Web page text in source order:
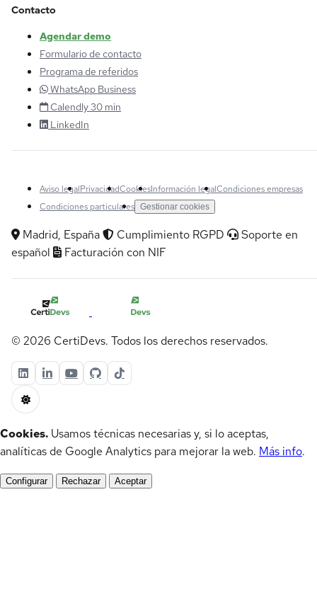
Contacto
Agendar demo
Formulario de contacto
Programa de referidos
WhatsApp Business
Calendly 30 min
LinkedIn
Aviso legalPrivacidadCookiesInformación legalCondiciones empresas
Condiciones particulares Gestionar cookies
Madrid, España Cumplimiento RGPD
Soporte en
español
Facturación con NIF
© 2026 CertiDevs. Todos los derechos reservados.
Cookies. Usamos técnicas necesarias y, si lo aceptas,
analíticas de Google Analytics para mejorar la web. Más info.
Configurar Rechazar Aceptar